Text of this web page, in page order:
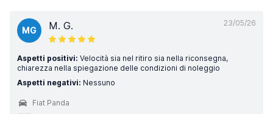
23/05/26
MG M. G.
Aspetti positivi: Velocità sia nel ritiro sia nella riconsegna,
chiarezza nella spiegazione delle condizioni di noleggio
Aspetti negativi: Nessuno
Fiat Panda